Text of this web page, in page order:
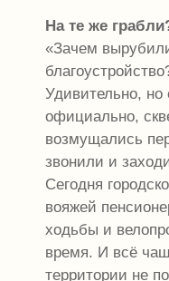
На те же
«Зачем
Удивительно, но
официально,
возмущались
звонили и
Сегодня
вояжей
ходьбы и
время. И всё
территории не